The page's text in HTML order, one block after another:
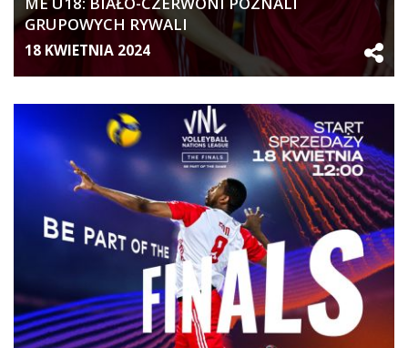
GRUPOWYCH RYWALI
18 KWIETNIA 2024